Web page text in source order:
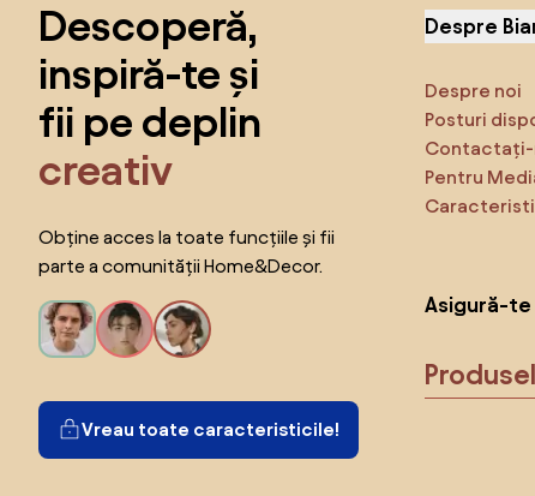
Descoperă,
inspiră-te și
fii pe deplin
creativ
Obține acces la toate funcțiile și fii
parte a comunității Home&Decor.
Vreau toate caracteristicile!
Despre
Despre noi
Posturi
Contactați-
Pentru
Asigură-
Produse